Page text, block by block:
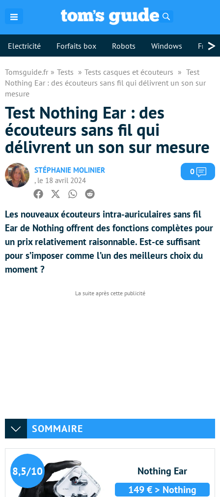
Electricité Forfaits box Robots Windows >
Tomsguide.fr Tests Tests casques et écouteurs
Test
Nothing Ear : des écouteurs sans fil qui délivrent un son sur
mesure
Test Nothing Ear : des
écouteurs sans fil qui
délivrent un son sur mesure
STÉPHANIE MOLINIER
, le 18 avril 2024
0
Facebook
TwitterWhatsapp
Reddit
Les nouveaux écouteurs intra-auriculaires sans fil
Ear de Nothing offrent des fonctions complètes pour
un prix relativement raisonnable. Est-ce suffisant
pour s’imposer comme l’un des meilleurs choix du
moment ?
SOMMAIRE
8,5/10
Nothing Ear
149 € > Nothing